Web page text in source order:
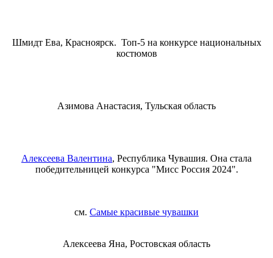
Шмидт Ева, Красноярск. Топ-5 на конкурсе национальных
костюмов
Азимова Анастасия, Тульская область
Алексеева Валентина, Республика Чувашия. Она стала
победительницей конкурса "Мисс Россия 2024".
см. Самые красивые чувашки
Алексеева Яна, Ростовская область